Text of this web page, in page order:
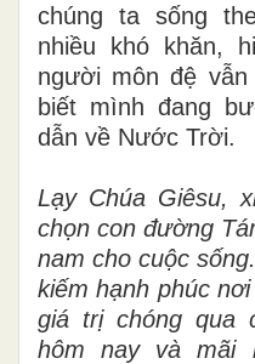
chúng ta sống
nhiều khó khăn,
người môn đệ
biết mình đang
dẫn về Nước Trời.
Lạy Chúa Giêsu,
chọn con đường
nam cho cuộc
kiếm hạnh phúc
giá trị chóng qua
hôm nay và mãi